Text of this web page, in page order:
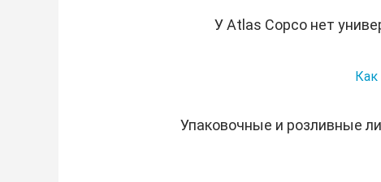
У Atlas Copco нет
Как
Упаковочные и розливные